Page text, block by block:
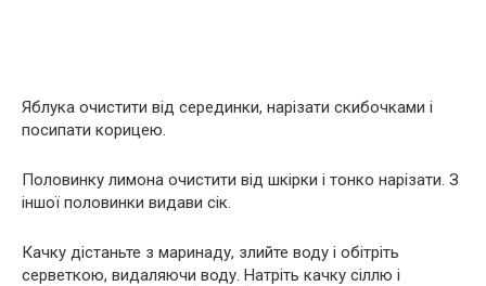
Яблука очистити від серединки, нарізати скибочками і
посипати корицею.
Половинку лимона очистити від шкірки і тонко нарізати. З
іншої половинки видави сік.
Качку дістаньте з маринаду, злийте воду і обітріть
серветкою, видаляючи воду. Натріть качку сіллю і